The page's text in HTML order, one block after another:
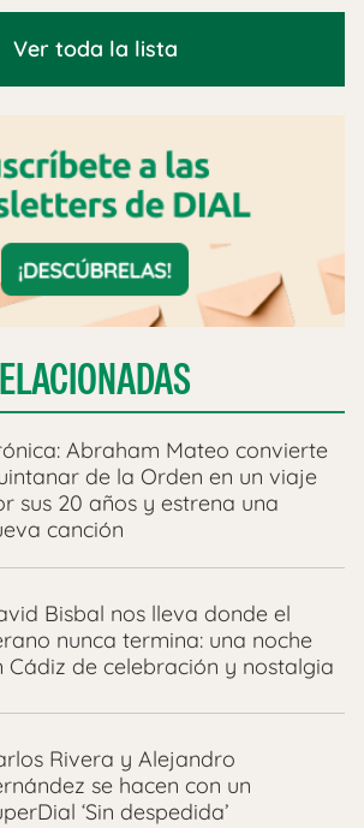
Ver toda la lista
Abraham Mateo convierte
de la Orden en un viaje
sus 20 años y estrena una
canción
Bisbal nos lleva donde el
nunca termina: una noche
Cádiz de celebración y nostalgia
Rivera y Alejandro
se hacen con un
‘Sin despedida’